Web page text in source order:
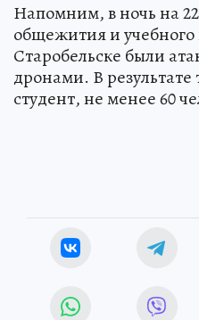
Напомним, в ночь на
общежития и учебного
Старобельске были
дронами. В результате
студент, не менее 60